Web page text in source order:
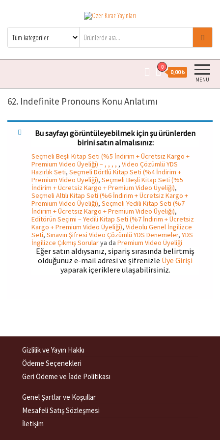
Özer Kiraz Yayınları
MENÜ
0
0,00 ₺
62. Indefinite Pronouns Konu Anlatımı
Bu sayfayı görüntüleyebilmek için şu ürünlerden
birini satın almalısınız:
Seçmeli Beşli Kitap Seti (%5 İndirim + Ücretsiz Kargo +
Premium Video Üyeliği) – , , , , , Video Çözümlü YDS
Hazırlık Seti, Seçmeli Dörtlü Kitap Seti (%4 İndirim +
Premium Video Üyeliği), Seçmeli Beşli Kitap Seti (%5
İndirim + Ücretsiz Kargo + Premium Video Üyeliği),
Seçmeli Altılı Kitap Seti (%6 İndirim + Ücretsiz Kargo +
Premium Video Üyeliği), Seçmeli Yedili Kitap Seti (%7
İndirim + Ücretsiz Kargo + Premium Video Üyeliği),
Editörün Seçimi – Yedili Kitap Seti (%7 İndirim + Ücretsiz
Kargo + Premium Video Üyeliği), Videolu Genel İngilizce
Seti, Sınavın Şifresi Video Çözümlü YDS Denemeler, YDS
İngilizce Çıkmış Sorularya da Premium Video Üyeliği
Eğer satın aldıysanız, sipariş sırasında belirtmiş
olduğunuz e-mail adresi ve şifrenizle Üye Girişi
yaparak içeriklere ulaşabilirsiniz.
Gizlilik ve Yayın Hakkı
Ödeme Seçenekleri
Geri Ödeme ve İade Politikası
Genel Şartlar ve Koşullar
Mesafeli Satış Sözleşmesi
İletişim